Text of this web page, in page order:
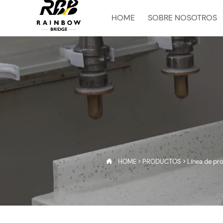
HOME SOBRE NOSOTROS
 HOME> PRODUCTOS > Línea de